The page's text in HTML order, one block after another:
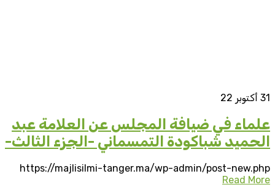
31 أكتوبر 22
علماء في ضيافة المجلس عن العلامة عبد
الحميد شباكودة التمسماني -الجزء الثالث-
https://majlisilmi-tanger.ma/wp-admin/post-new.php
Read More